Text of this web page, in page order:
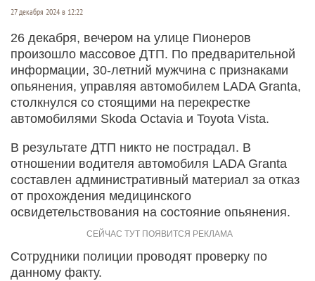
27 декабря 2024 в 12:22
26 декабря, вечером на улице Пионеров
произошло массовое ДТП. По предварительной
информации, 30-летний мужчина с признаками
опьянения, управляя автомобилем LADA Granta,
столкнулся со стоящими на перекрестке
автомобилями Skoda Octavia и Toyota Vista.
В результате ДТП никто не пострадал. В
отношении водителя автомобиля LADA Granta
составлен административный материал за отказ
от прохождения медицинского
освидетельствования на состояние опьянения.
Сотрудники полиции проводят проверку по
данному факту.